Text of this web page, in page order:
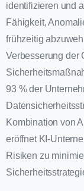
identifizieren und
Fähigkeit,
frühzeitig
Verbesserung der
93 % der
Kombination von
eröffnet KI-
Risiken zu